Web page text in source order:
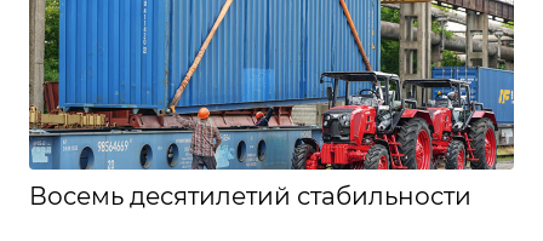
Восемь десятилетий стабильности